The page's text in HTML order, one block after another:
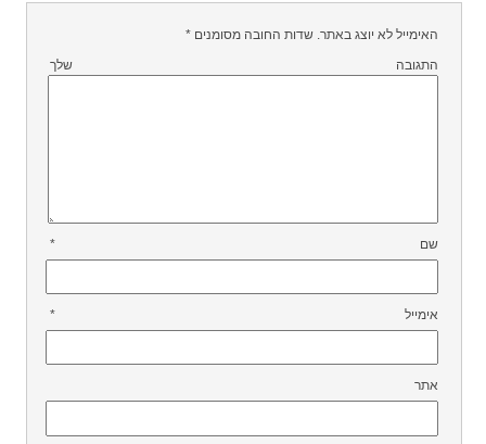
האימייל לא יוצג באתר. שדות החובה מסומנים *
התגובה שלך
שם*
אימייל*
אתר